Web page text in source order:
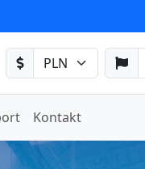
Kontakt